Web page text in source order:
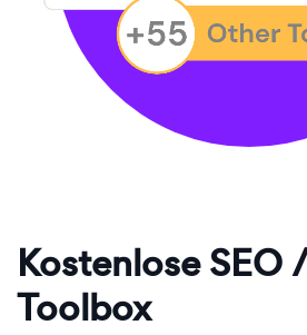
Kostenlose SEO
Toolbox